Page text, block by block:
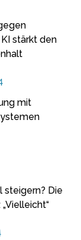
stärkt den
mit
steigern? Die